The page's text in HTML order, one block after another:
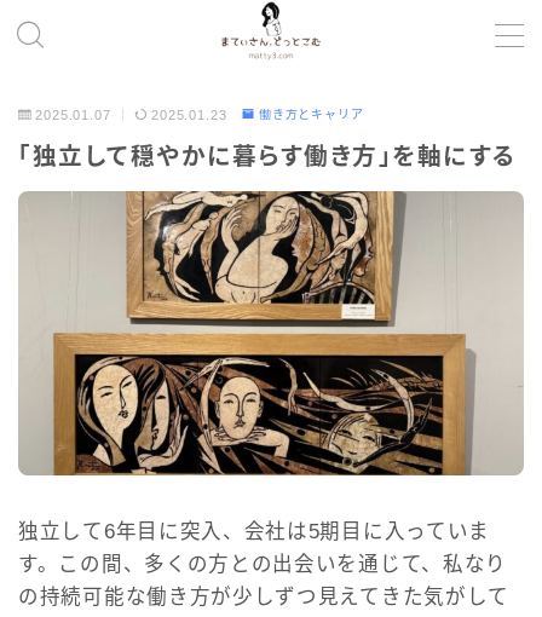
コンテンツの磨き方
健康・暮らし
考え方
プロフィール
2025.01.07 2025.01.23 働き方とキャリア
「独立して穏やかに暮らす働き方」を軸にする
独立して6年目に突入、会社は5期目に入っていま
す。この間、多くの方との出会いを通じて、私なり
の持続可能な働き方が少しずつ見えてきた気がして